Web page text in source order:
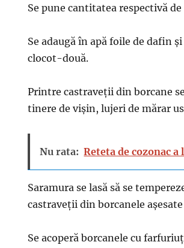
Se pune cantitatea respectivă
Se adaugă în apă foile de dafin
clocot-două.
Printre castraveții din borcane
tinere de vișin, lujeri de mărar
Nu rata: Reteta de cozonac
Saramura se lasă să se
castraveții din borcanele
Se acoperă borcanele cu